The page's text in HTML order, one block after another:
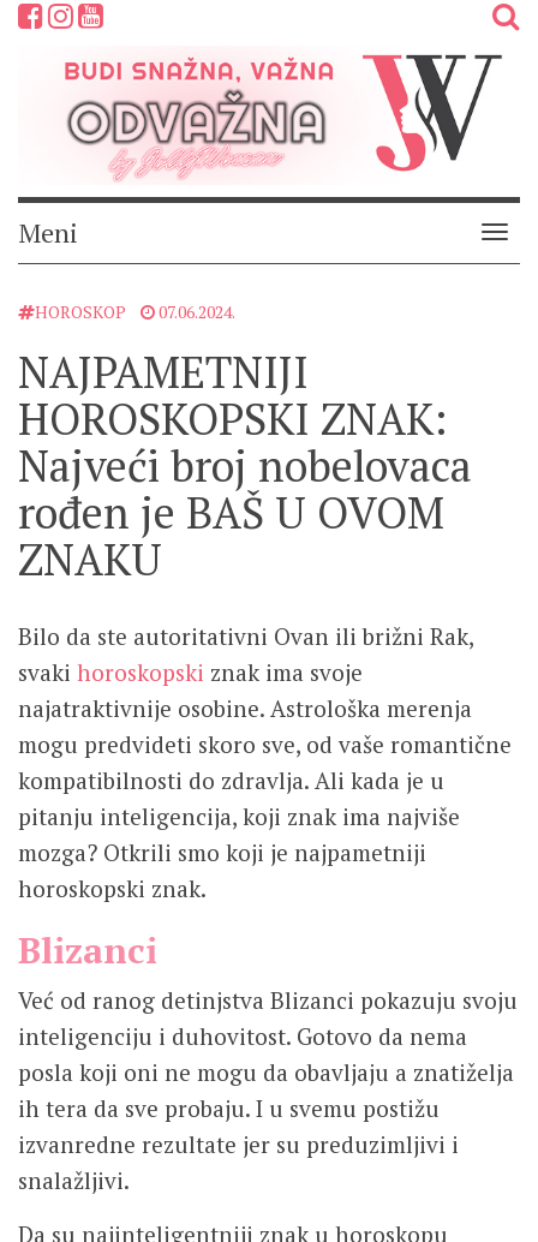
Meni
Meni
HOROSKOP 07.06.2024.
NAJPAMETNIJI
HOROSKOPSKI ZNAK:
Najveći broj nobelovaca
rođen je BAŠ U OVOM
ZNAKU
Bilo da ste autoritativni Ovan ili brižni Rak,
svaki horoskopski znak ima svoje
najatraktivnije osobine. Astrološka merenja
mogu predvideti skoro sve, od vaše romantične
kompatibilnosti do zdravlja. Ali kada je u
pitanju inteligencija, koji znak ima najviše
mozga? Otkrili smo koji je najpametniji
horoskopski znak.
Blizanci
Već od ranog detinjstva Blizanci pokazuju svoju
inteligenciju i duhovitost. Gotovo da nema
posla koji oni ne mogu da obavljaju a znatiželja
ih tera da sve probaju. I u svemu postižu
izvanredne rezultate jer su preduzimljivi i
snalažljivi.
Da su najinteligentniji znak u horoskopu